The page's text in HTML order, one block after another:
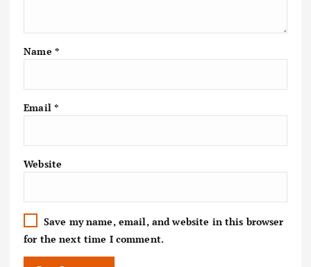
Name *
Email *
Website
Save my name, email, and website in this browser
for the next time I comment.